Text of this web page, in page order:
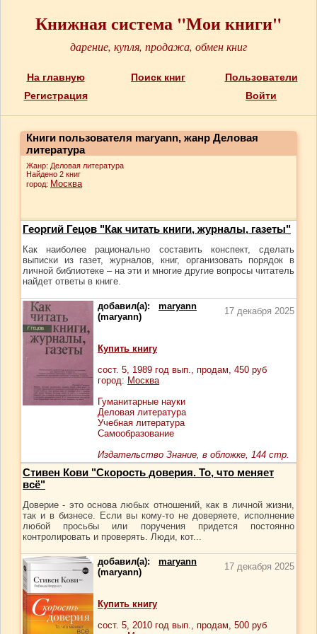
Книжная система "Мои книги"
дарение, купля, продажа, обмен книг
На главную Поиск книг
Пользователи
Регистрация
Войти
Книги пользователя maryann, жанр Деловая
литература
Жанр: Деловая литература
Найдено 2 книг
город: Москва
Георгий Гецов "Как читать книги, журналы, газеты"
Как наиболее рационально составить конспект, сделать
выписки из газет, журналов, книг, организовать порядок в
личной библиотеке – на эти и многие другие вопросы читатель
найдет ответы в книге.
добавил(а): maryann
(maryann)
17 декабря 2025
Купить книгу
сост. 5, 1989 год вып., продам, 450 руб
город: Москва
Гуманитарные науки
Деловая литература
Учебная литература
Самообразование
Издательство Знание, в обложке, 144 стр.
Стивен Кови "Скорость доверия. То, что меняет
всё"
Доверие - это основа любых отношений, как в личной жизни,
так и в бизнесе. Если вы кому-то не доверяете, исполнение
любой просьбы или поручения придется постоянно
контролировать и проверять. Люди, кот...
добавил(а): maryann
(maryann)
17 декабря 2025
Купить книгу
сост. 5, 2010 год вып., продам, 500 руб